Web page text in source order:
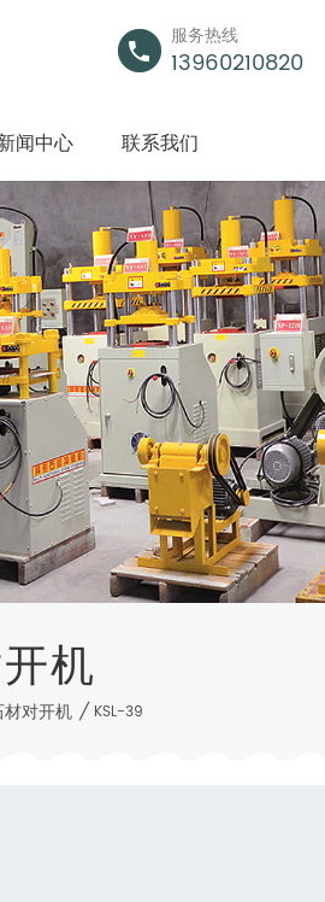
服务热线
13960210820
闻中心 联系我们
机
对开机 / KSL-39